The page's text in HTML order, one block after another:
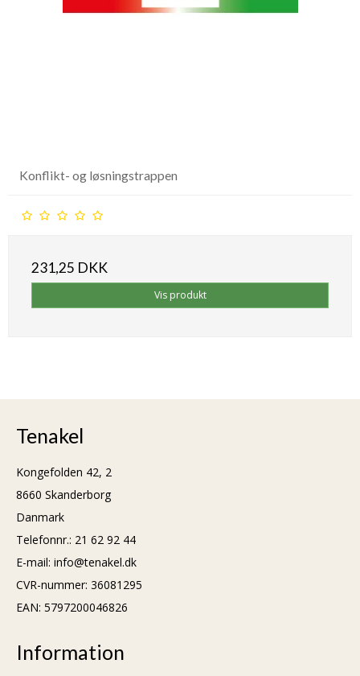
Konflikt- og løsningstrappen
231,25 DKK
Vis produkt
Tenakel
Kongefolden 42, 2
8660 Skanderborg
Danmark
Telefonnr.: 21 62 92 44
E-mail: info@tenakel.dk
CVR-nummer: 36081295
EAN: 5797200046826
Information